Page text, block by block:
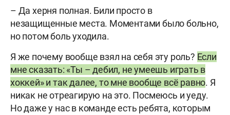
– Да херня полная. Били просто в
незащищенные места. Моментами было больно,
но потом боль уходила.
Я же почему вообще взял на себя эту роль? Если
мне сказать: «Ты – дебил, не умеешь играть в
хоккей» и так далее, то мне вообще всё равно. Я
никак не отреагирую на это. Посмеюсь и уеду.
Но даже у нас в команде есть ребята, которым